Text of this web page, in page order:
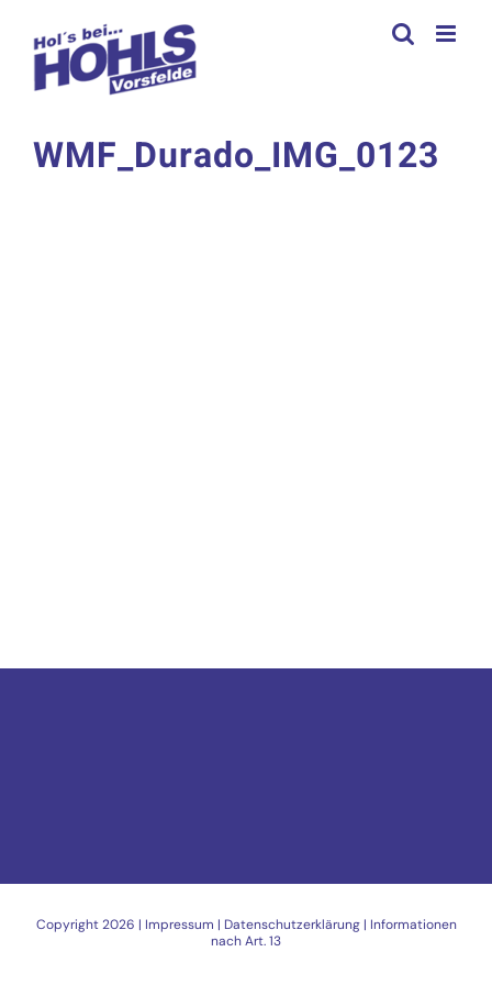
Inhalt
springen
WMF_Durado_IMG_0123
Copyright2026 | Impressum | Datenschutzerklärung| Informationen
nach Art. 13